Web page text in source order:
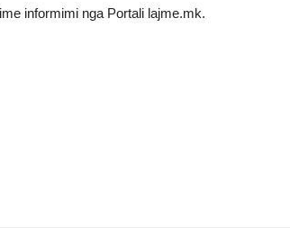
informimi nga Portali lajme.mk.